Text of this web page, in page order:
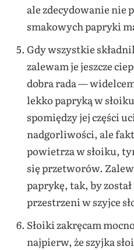
ale zdecydowanie nie
smakowych papryki
Gdy wszystkie
zalewam je jeszcze
dobra rada —
lekko papryką w
spomiędzy jej części
nadgorliwości, ale
powietrza w słoiku,
się przetworów.
paprykę, tak, by
przestrzeni w szyjce
Słoiki zakręcam
najpierw, że szyjka